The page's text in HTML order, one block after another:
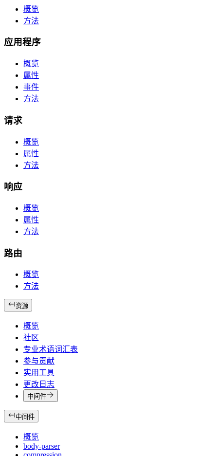
概览
方法
应用程序
概览
属性
事件
方法
请求
概览
属性
方法
响应
概览
属性
方法
路由
概览
方法
资源
概览
社区
专业术语词汇表
参与贡献
实用工具
更改日志
中间件
中间件
概览
body-parser